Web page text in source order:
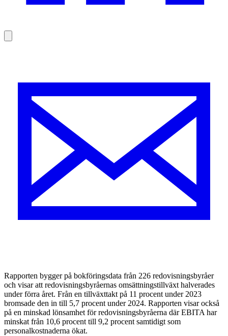
Rapporten bygger på bokföringsdata från 226 redovisningsbyråer
och visar att redovisningsbyråernas omsättningstillväxt halverades
under förra året. Från en tillväxttakt på 11 procent under 2023
bromsade den in till 5,7 procent under 2024. Rapporten visar också
på en minskad lönsamhet för redovisningsbyråerna där EBITA har
minskat från 10,6 procent till 9,2 procent samtidigt som
personalkostnaderna ökat.